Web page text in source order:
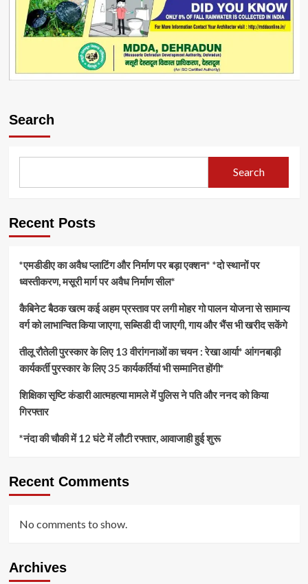
Search
Search
Recent Posts
*एमडीडीए का अवैध प्लाटिंग और निर्माण पर बड़ा एक्शन* *दो स्थानों पर
ध्वस्तीकरण, मसूरी मार्ग पर अवैध निर्माण सील*
कैबिनेट बैठक खत्म कई अहम प्रस्ताव पर लगी मोहर गो पालन योजना से सामान्य
वर्ग को लाभान्वित किया जाएगा, सब्सिडी दी जाएगी, गाय और भैंस भी खरीद सकेंगे
तीलू रौतेली पुरस्कार के लिए 13 वीरांगनाओं का चयन : रेखा आर्या* आंगनबाड़ी
कार्यकर्ती पुरस्कार के लिए 35 कार्यकर्तियां भी सम्मानित होंगी*
शिक्षिका सृष्टि कंडारी आत्महत्या मामले में पुलिस ने पति और ननद को किया
गिरफ्तार
*नंदा की चौकी में 12 घंटे में लौटी रफ्तार, आवाजाही हुई शुरू
Recent Comments
No comments to show.
Archives